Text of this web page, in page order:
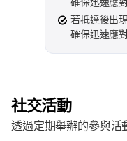
若抵達後出
確保迅速應
社交活動
透過定期舉辦的參與活